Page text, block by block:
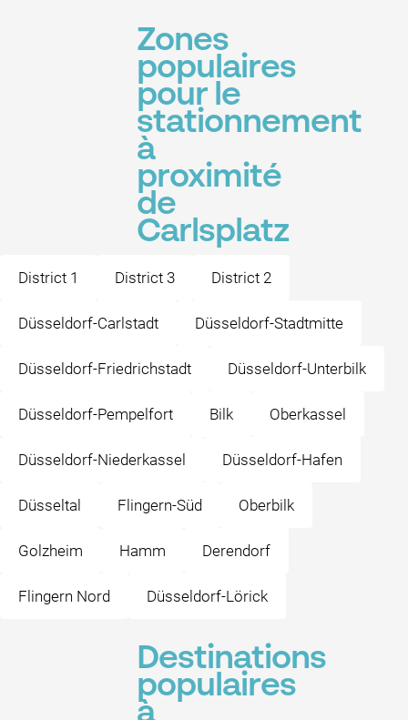
Zones
populaires
pour le
stationnement
à
proximité
de
Carlsplatz
District 1 District 3 District 2
Düsseldorf-Carlstadt Düsseldorf-Stadtmitte
Düsseldorf-Friedrichstadt Düsseldorf-Unterbilk
Düsseldorf-Pempelfort Bilk Oberkassel
Düsseldorf-Niederkassel Düsseldorf-Hafen
Düsseltal Flingern-Süd Oberbilk
Golzheim Hamm Derendorf
Flingern Nord Düsseldorf-Lörick
Destinations
populaires